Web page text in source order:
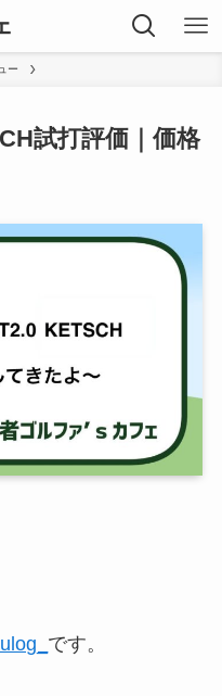
ー
試打評価｜価格
です。